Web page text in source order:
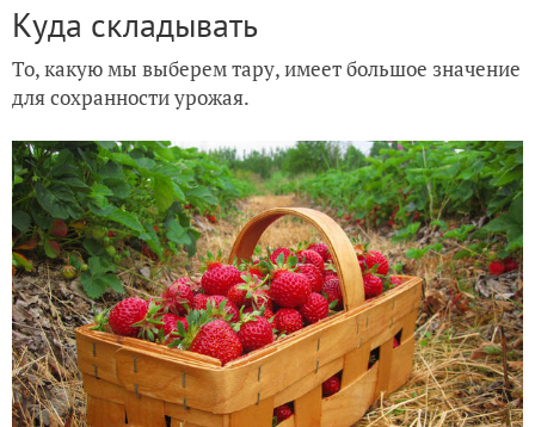
Куда складывать
То, какую мы выберем тару, имеет большое значение
для сохранности урожая.